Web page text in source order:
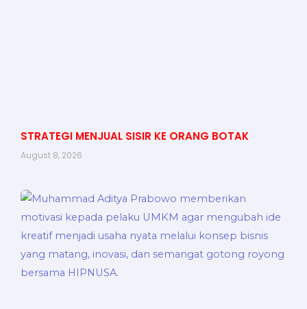
STRATEGI MENJUAL SISIR KE ORANG BOTAK
August 8, 2026